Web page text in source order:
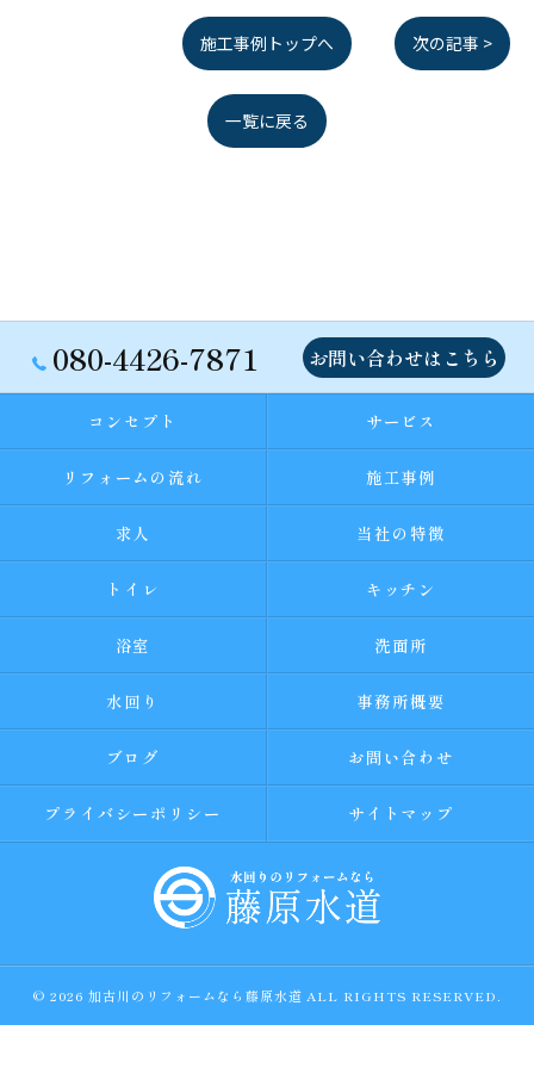
施工事例トップへ 次の記事 >
一覧に戻る
080-4426-7871 お問い合わせはこちら
コンセプト サービス
リフォームの流れ 施工事例
求人 当社の特徴
トイレ キッチン
浴室 洗面所
水回り 事務所概要
ブログ お問い合わせ
プライバシーポリシー サイトマップ
© 2026 加古川のリフォームなら藤原水道 ALL RIGHTS RESERVED.